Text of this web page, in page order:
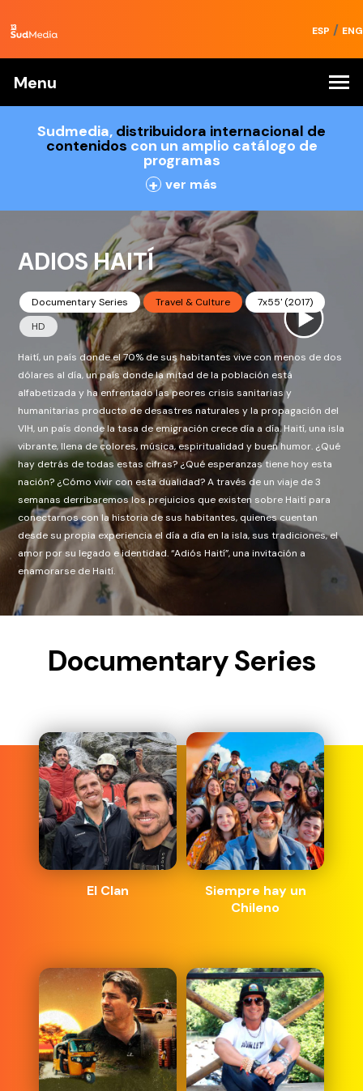
ESP / ENG
Menu
Sudmedia, distribuidora internacional de
contenidos con un amplio catálogo de
programas
+ ver más
ADIOS HAITÍ
Documentary Series Travel & Culture
7x55' (2017)
HD
Haití, un país donde el 70% de sus habitantes vive con menos de dos
dólares al día, un país donde la mitad de la población está
alfabetizada y ha enfrentado las peores crisis sanitarias y
humanitarias producto de desastres naturales y la propagación del
VIH, un país donde la tasa de emigración crece día a día. Haití, una isla
vibrante, llena de colores, música, espiritualidad y buen humor. ¿Qué
hay detrás de todas estas cifras? ¿Qué esperanzas tiene hoy esta
nación? ¿Cómo vivir con esta dualidad? A través de un viaje de 3
semanas derribaremos los prejuicios que existen sobre Haití para
conectarnos con la historia de sus habitantes, quienes cuentan
desde su propia experiencia el día a día en la isla, sus tradiciones, el
amor por su legado e identidad. “Adiós Haití”, una invitación a
enamorarse de Haití.
Documentary Series
El Clan
Siempre hay un
Chileno